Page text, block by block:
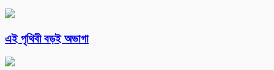
এই পৃথিবী বড়ই অভাগা